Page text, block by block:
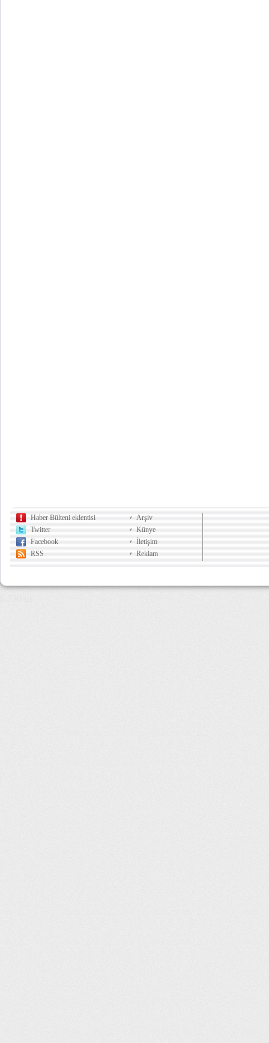
Haber Bülteni eklentisi
Twitter
Facebook
RSS
Arşiv
Künye
İletişim
Reklam